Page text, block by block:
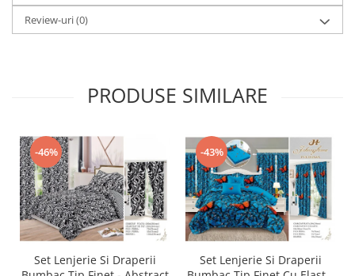
Review-uri(0)
PRODUSE SIMILARE
-46%
Set Lenjerie Si Draperii
-43%
Set Lenjerie Si Draperii